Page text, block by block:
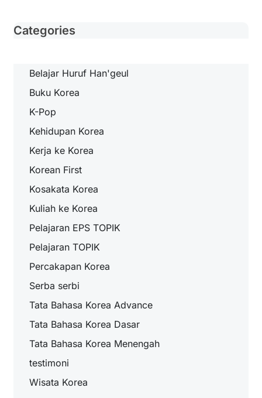
Categories
Belajar Huruf Han'geul
Buku Korea
K-Pop
Kehidupan Korea
Kerja ke Korea
Korean First
Kosakata Korea
Kuliah ke Korea
Pelajaran EPS TOPIK
Pelajaran TOPIK
Percakapan Korea
Serba serbi
Tata Bahasa Korea Advance
Tata Bahasa Korea Dasar
Tata Bahasa Korea Menengah
testimoni
Wisata Korea